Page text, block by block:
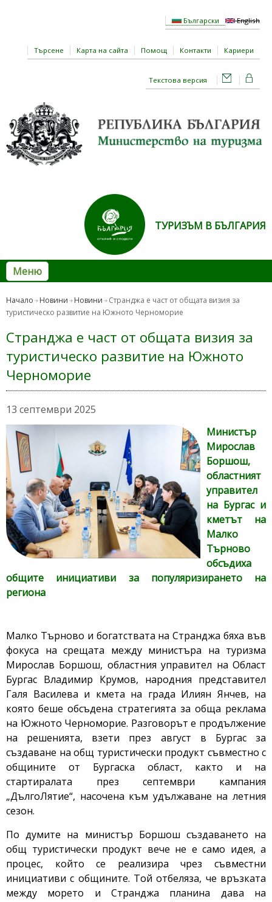
Български English
Търсене Карта на сайта Помощ Контакти Кариери
Текстова версия
ТУРИЗЪМ В БЪЛГАРИЯ
Меню
Начало Новини Новини
Странджа е част от общата визия за
туристическо развитие на Южното Черноморие
Странджа е част от общата визия за
туристическо развитие на Южното
Черноморие
13 септември 2025
Министър
Мирослав
Боршош,
областният
управител
на Бургас и
кметът на
Малко
Търново
обсъдиха
общите инициативи за популяризирането на
региона
Малко Търново и богатствата на Странджа бяха във
фокуса на срещата между министъра на туризма
Мирослав Боршош, областния управител на Област
Бургас Владимир Крумов, народния представител
Галя Василева и кмета на града Илиян Янчев, на
която беше обсъдена стратегията за обща реклама
на Южното Черноморие. Разговорът е продължение
на решенията, взети през август в Бургас за
създаване на общ туристически продукт съвместно с
общините от Бургаска област, както и на
стартиралата през септември кампания
„ДългоЛятие“, насочена към удължаване на летния
сезон.
По думите на министър Боршош създаването на
общ туристически продукт вече не е само идея, а
процес, който се реализира чрез съвместни
инициативи с общините. Той отбеляза, че връзката
между морето и Странджа планина дава на